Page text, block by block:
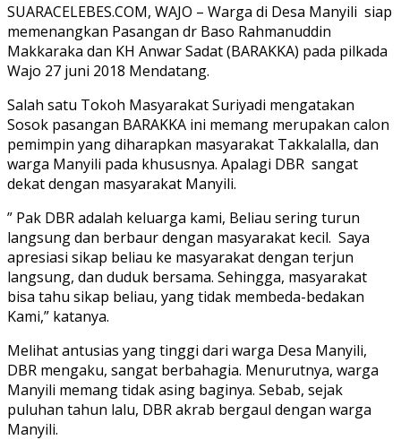
SUARACELEBES.COM, WAJO – Warga di Desa Manyili siap
memenangkan Pasangan dr Baso Rahmanuddin
Makkaraka dan KH Anwar Sadat (BARAKKA) pada pilkada
Wajo 27 juni 2018 Mendatang.
Salah satu Tokoh Masyarakat Suriyadi mengatakan
Sosok pasangan BARAKKA ini memang merupakan calon
pemimpin yang diharapkan masyarakat Takkalalla, dan
warga Manyili pada khususnya. Apalagi DBR sangat
dekat dengan masyarakat Manyili.
” Pak DBR adalah keluarga kami, Beliau sering turun
langsung dan berbaur dengan masyarakat kecil. Saya
apresiasi sikap beliau ke masyarakat dengan terjun
langsung, dan duduk bersama. Sehingga, masyarakat
bisa tahu sikap beliau, yang tidak membeda-bedakan
Kami,” katanya.
Melihat antusias yang tinggi dari warga Desa Manyili,
DBR mengaku, sangat berbahagia. Menurutnya, warga
Manyili memang tidak asing baginya. Sebab, sejak
puluhan tahun lalu, DBR akrab bergaul dengan warga
Manyili.